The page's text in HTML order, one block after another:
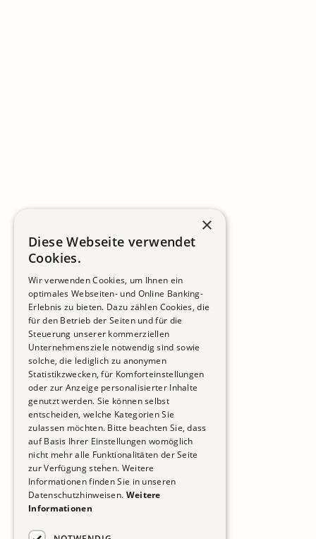
×
Diese Webseite verwendet
Cookies.
Wir verwenden Cookies, um Ihnen ein
optimales Webseiten- und Online Banking-
Erlebnis zu bieten. Dazu zählen Cookies, die
für den Betrieb der Seiten und für die
Steuerung unserer kommerziellen
Unternehmensziele notwendig sind sowie
solche, die lediglich zu anonymen
Statistikzwecken, für Komforteinstellungen
oder zur Anzeige personalisierter Inhalte
genutzt werden. Sie können selbst
entscheiden, welche Kategorien Sie
zulassen möchten. Bitte beachten Sie, dass
auf Basis Ihrer Einstellungen womöglich
nicht mehr alle Funktionalitäten der Seite
zur Verfügung stehen. Weitere
Informationen finden Sie in unseren
Datenschutzhinweisen. Weitere
Informationen